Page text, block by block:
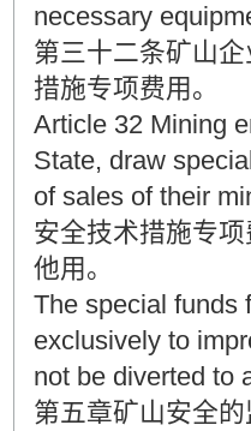
necessary
第三十二条矿山
措施专项费用。
Article 32 Mining
State, draw
of sales of their
安全技术措施专
他用。
The special funds
exclusively to
not be diverted to
第五章矿山安全